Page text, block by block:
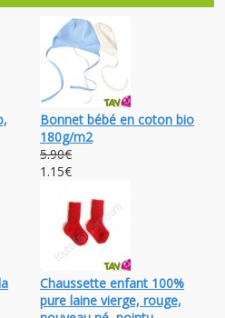
Bonnet bébé en coton bio
180g/m2
5.90€
1.15€
Chaussette enfant 100%
pure laine vierge, rouge,